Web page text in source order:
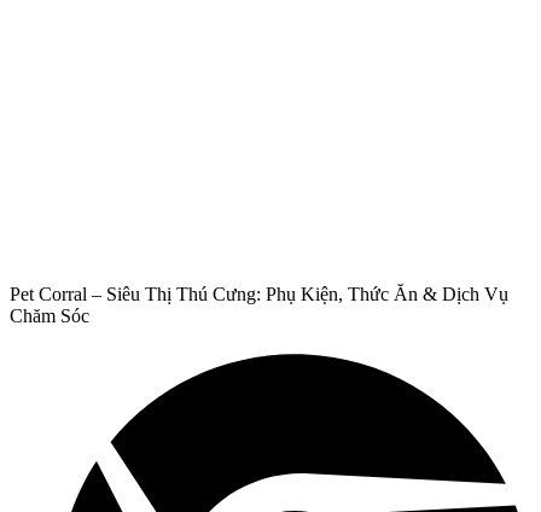
Pet Corral – Siêu Thị Thú Cưng: Phụ Kiện, Thức Ăn & Dịch Vụ
Chăm Sóc